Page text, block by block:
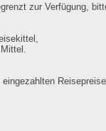
zur Verfügung,